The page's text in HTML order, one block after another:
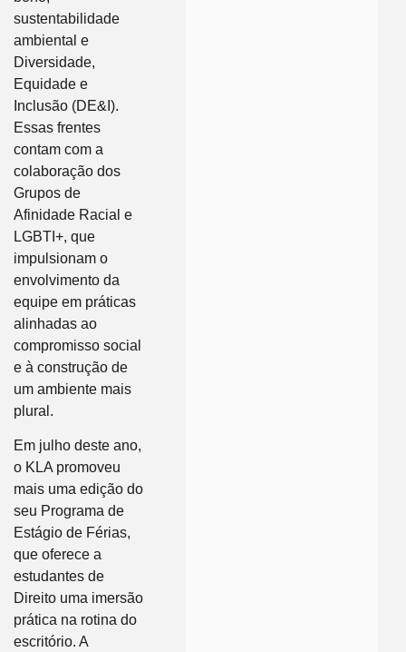
sustentabilidade
ambiental e
Diversidade,
Equidade e
Inclusão (DE&I).
Essas frentes
contam com a
colaboração dos
Grupos de
Afinidade Racial e
LGBTI+, que
impulsionam o
envolvimento da
equipe em práticas
alinhadas ao
compromisso social
e à construção de
um ambiente mais
plural.
Em julho deste ano,
o KLA promoveu
mais uma edição do
seu Programa de
Estágio de Férias,
que oferece a
estudantes de
Direito uma imersão
prática na rotina do
escritório. A